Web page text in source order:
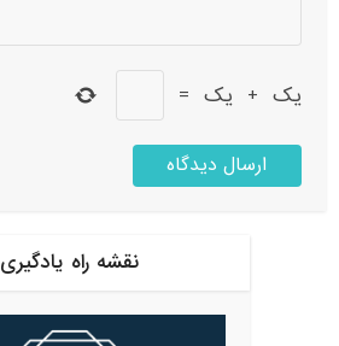
یک + یک =
نقشه راه یادگیری